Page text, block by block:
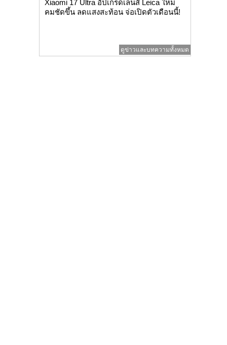
Xiaomi 17 Ultra อัปเกรดเลนส์ Leica ใหม่
คมชัดขึ้น ลดแสงสะท้อน จ่อเปิดตัวเดือนนี้!
ดูข่าวและบทความทั้งหมด